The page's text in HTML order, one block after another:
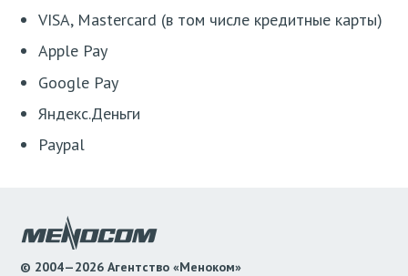
VISA, Mastercard (в том числе кредитные карты)
Apple Pay
Google Pay
Яндекс.Деньги
Paypal
© 2004—2026 Агентство «Меноком»